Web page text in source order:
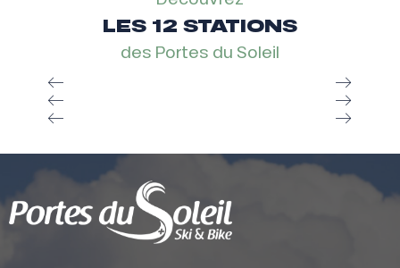
LES 12 STATIONS
des Portes du Soleil